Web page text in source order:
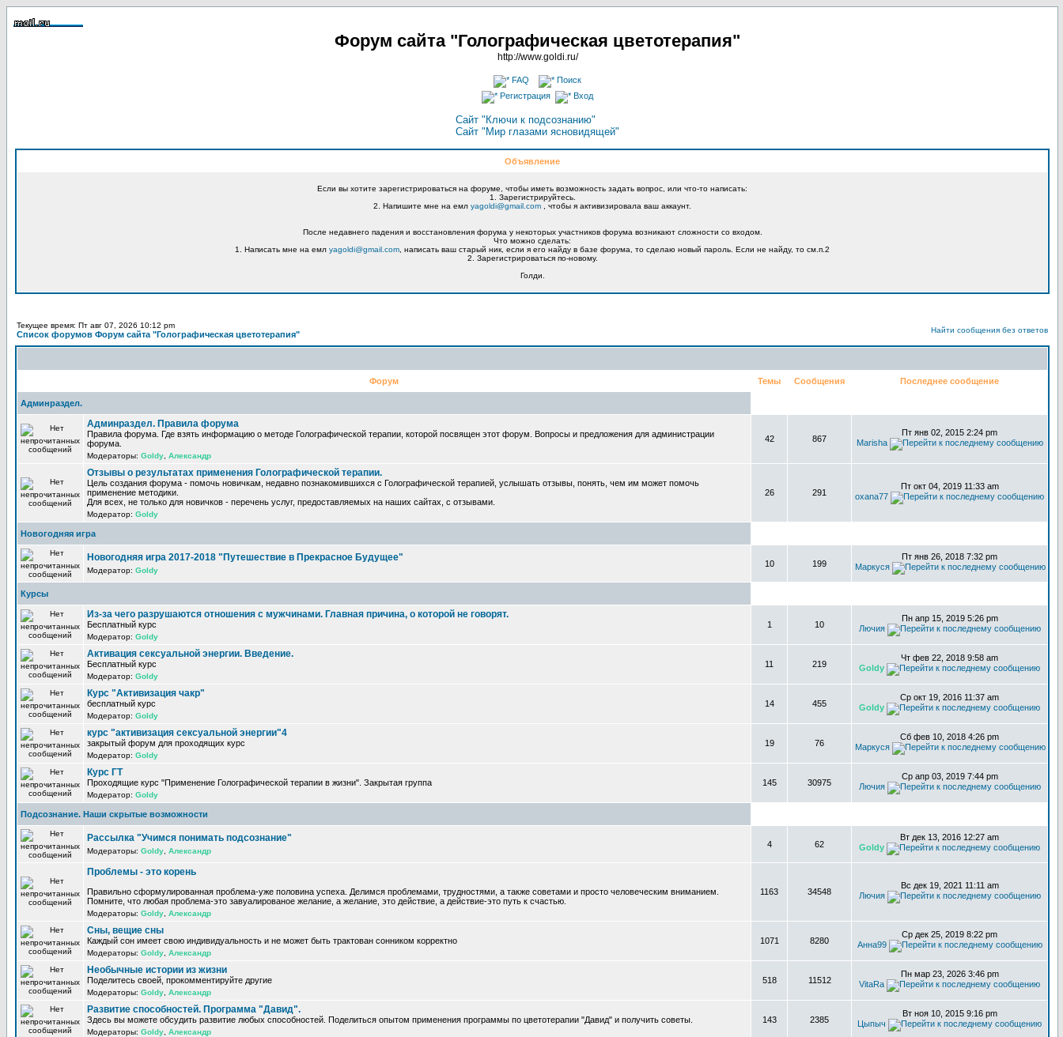
Форум сайта "Голографическая цветотерапия"
http://www.goldi.ru/
FAQ
Поиск
Регистрация
Вход
Сайт "Ключи к подсознанию"
Сайт "Мир глазами ясновидящей"
Объявление
Если вы хотите зарегистрироваться на форуме, чтобы иметь возможность задать вопрос, или что-то написать:
1. Зарегистрируйтесь.
2. Напишите мне на емл yagoldi@gmail.com , чтобы я активизировала ваш аккаунт.
После недавнего падения и восстановления форума у некоторых участников форума возникают сложности со входом.
Что можно сделать:
1. Написать мне на емл yagoldi@gmail.com , написать ваш старый ник, если я его найду в базе форума, то сделаю новый пароль. Если не найду, то см.п.2
2. Зарегистрироваться по-новому.
Голди.
Текущее время: Пт авг 07, 2026 10:12 pm
Список форумов Форум сайта "Голографическая цветотерапия" Найти сообщения без ответов
Форум Темы Сообщения Последнее сообщение
Админраздел.
Админраздел. Правила форума
Правила форума. Где взять информацию о методе Голографической терапии, которой посвящен этот форум. Вопросы и предложения для администрации
форума.
Модераторы: Goldy Александр
42 867
Пт янв 02, 2015 2:24 pm
Marisha
Отзывы о результатах применения Голографической терапии.
Цель создания форума - помочь новичкам, недавно познакомившихся с Голографической терапией, услышать отзывы, понять, чем им может помочь
применение методики.
Для всех, не только для новичков - перечень услуг, предоставляемых на наших сайтах, с отзывами.
Модератор: Goldy
26 291
Пт окт 04, 2019 11:33 am
oxana77
Новогодняя игра
Новогодняя игра 2017-2018 "Путешествие в Прекрасное Будущее"
Модератор: Goldy
10 199
Пт янв 26, 2018 7:32 pm
Маркуся
Курсы
Из-за чего разрушаются отношения с мужчинами. Главная причина, о которой не говорят.
Бесплатный курс
Модератор: Goldy
1 10
Пн апр 15, 2019 5:26 pm
Лючия
Активация сексуальной энергии. Введение.
Бесплатный курс
Модератор: Goldy
11 219
Чт фев 22, 2018 9:58 am
Goldy
Курс "Активизация чакр"
бесплатный курс
Модератор: Goldy
14 455
Ср окт 19, 2016 11:37 am
Goldy
курс "активизация сексуальной энергии"4
закрытый форум для проходящих курс
Модератор: Goldy
19 76
Сб фев 10, 2018 4:26 pm
Маркуся
Курс ГТ
Проходящие курс "Применение Голографической терапии в жизни". Закрытая группа
Модератор: Goldy
145 30975
Ср апр 03, 2019 7:44 pm
Лючия
Подсознание. Наши скрытые возможности
Рассылка "Учимся понимать подсознание"
Модераторы: Goldy Александр
4 62
Вт дек 13, 2016 12:27 am
Goldy
Проблемы - это корень
Правильно сформулированная проблема-уже половина успеха. Делимся проблемами, трудностями, а также советами и просто человеческим вниманием.
Помните, что любая проблема-это завуалированое желание, а желание, это действие, а действие-это путь к счастью.
Модераторы: Goldy Александр
1163 34548
Вс дек 19, 2021 11:11 am
Лючия
Сны, вещие сны
Каждый сон имеет свою индивидуальность и не может быть трактован сонником корректно
Модераторы: Goldy Александр
1071 8280
Ср дек 25, 2019 8:22 pm
Анна99
Необычные истории из жизни
Поделитесь своей, прокомментируйте другие
Модераторы: Goldy Александр
518 11512
Пн мар 23, 2026 3:46 pm
VitaRa
Развитие способностей. Программа "Давид".
Здесь вы можете обсудить развитие любых способностей. Поделиться опытом применения программы по цветотерапии "Давид" и получить советы.
Модераторы: Goldy Александр
143 2385
Вт ноя 10, 2015 9:16 pm
Цыпыч